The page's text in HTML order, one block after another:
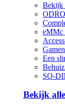
Bekijk
eMMc
Een
SO-
Bekijk